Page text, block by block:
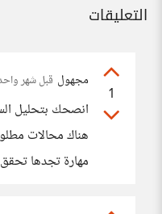
التعليقات
1
مجهول قبل شهر
انصحك بتحليل
مهارة تجدها